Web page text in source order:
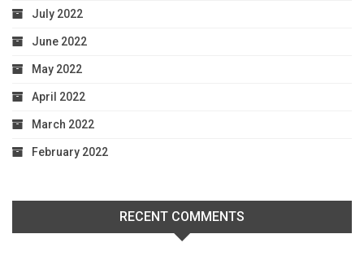
July 2022
June 2022
May 2022
April 2022
March 2022
February 2022
RECENT COMMENTS